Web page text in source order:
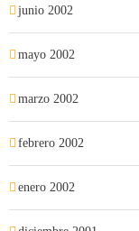
junio 2002
mayo 2002
marzo 2002
febrero 2002
enero 2002